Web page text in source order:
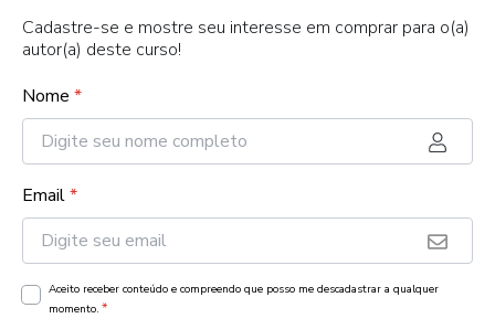
Cadastre-se e mostre seu interesse em comprar para o(a)
autor(a) deste curso!
Nome *
Email*
Aceito receber conteúdo e compreendo que posso me descadastrar a qualquer
momento. *